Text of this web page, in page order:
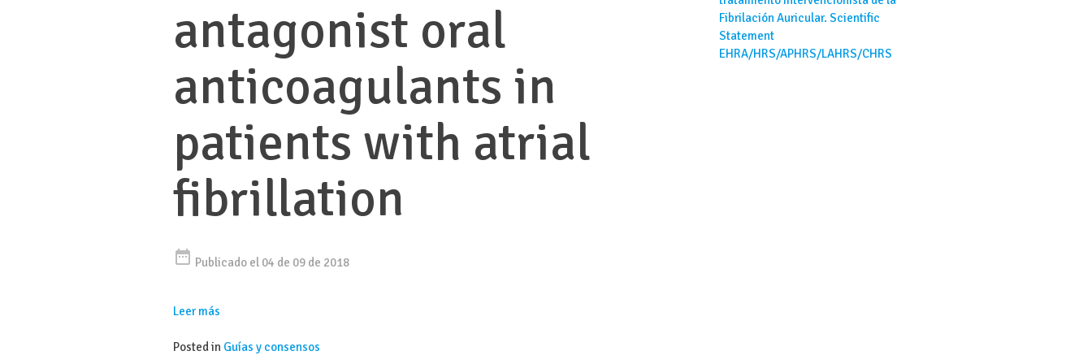
antagonist oral
anticoagulants in
patients with atrial
fibrillation
date_range Publicado el 04 de 09 de 2018
Leer más
Posted in Guías y consensos
Fibrilación Auricular. Scientific
Statement
EHRA/HRS/APHRS/LAHRS/CHRS